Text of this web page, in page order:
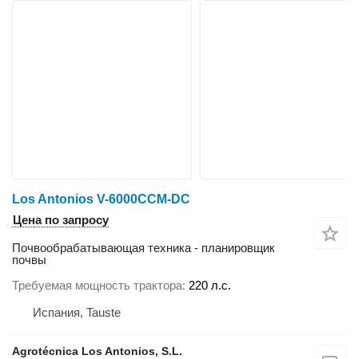
Los Antonios V-6000CCM-DC
Цена по запросу
Почвообрабатывающая техника - планировщик
почвы
Требуемая мощность трактора 220 л.с.
Испания, Tauste
Agrotécnica Los Antonios, S.L.